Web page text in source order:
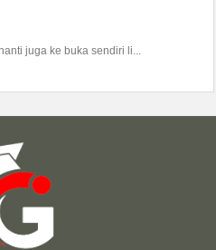
juga ke buka sendiri li...